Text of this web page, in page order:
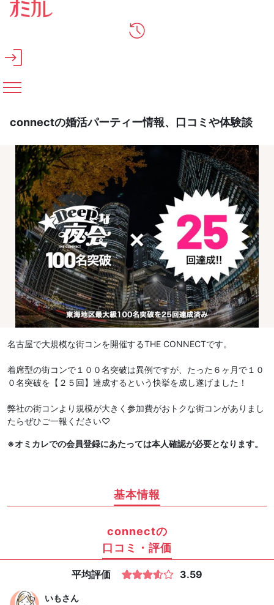
メインコンテンツへスキップ
connectの婚活パーティー情報、口コミや体験談
名古屋で大規模な街コンを開催するTHE CONNECTです。
着席型の街コンで１００名突破は異例ですが、たった６ヶ月で１０
０名突破を【２５回】達成するという快挙を成し遂げました！
弊社の街コンより規模が大きく参加費がおトクな街コンがありまし
たらぜひご一報ください♡
※オミカレでの会員登録にあたっては本人確認が必要となります。
基本情報
connectの
口コミ・評価
平均評価 3.59
いもさん